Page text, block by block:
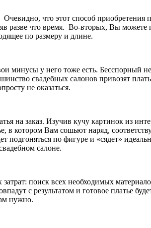
что этот способ
разве что время. Во-вторых, Вы
по размеру и длине.
минусы у него тоже есть. Бесспорный
свадебных салонов привозят
не оказаться.
на заказ. Изучив кучу картинок из
в котором Вам сошьют наряд,
подгоняться по фигуре и «сядет»
салоне.
поиск всех необходимых
с результатом и готовое платье
нужно.